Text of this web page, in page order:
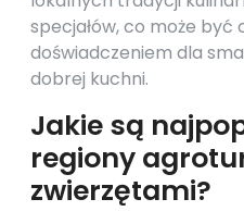
specjałów, co może być
doświadczeniem dla
dobrej kuchni.
Jakie są
regiony
zwierzętami?